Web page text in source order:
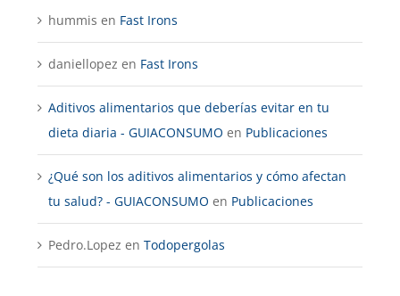
hummis en Fast Irons
daniellopez en Fast Irons
Aditivos alimentarios que deberías evitar en tu
dieta diaria - GUIACONSUMO en Publicaciones
¿Qué son los aditivos alimentarios y cómo afectan
tu salud? - GUIACONSUMO en Publicaciones
Pedro.Lopez en Todopergolas